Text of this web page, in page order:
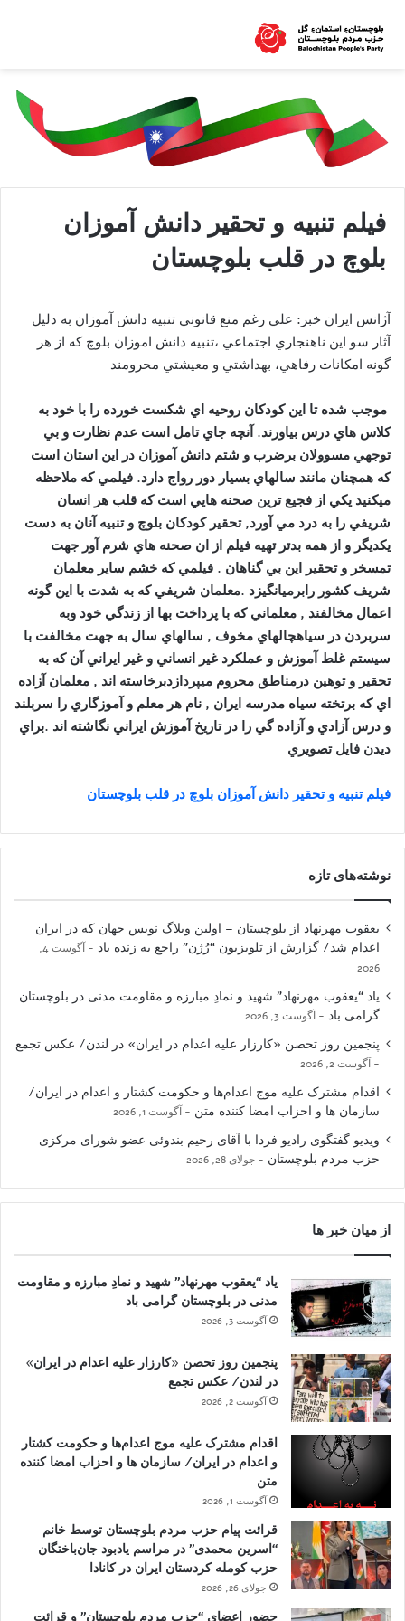
فیلم تنبيه و تحقير دانش آموزان
بلوچ در قلب بلوچستان
آژانس ايران خبر: علي رغم منع قانوني تنبيه دانش آموزان به دليل
آثار سو اين ناهنجاري اجتماعي ،تنبيه دانش اموزان بلوچ که از هر
گونه امکانات رفاهي، بهداشتي و معيشتي محرومند
موجب شده تا اين کودکان روحيه اي شکست خورده را با خود به
کلاس هاي درس بياورند. آنچه جاي تامل است عدم نظارت و بي
توجهي مسوولان برضرب و شتم دانش آموزان در اين استان است
كه همچنان مانند سالهاي بسيار دور رواج دارد. فيلمي كه ملاحظه
ميكنيد يکي از فجيع ترين صحنه هايي است که قلب هر انسان
شريفي را به درد مي آورد, تحقير کودکان بلوچ و تنبيه آنان به دست
يکديگر و از همه بدتر تهيه فيلم از ان صحنه هاي شرم آور جهت
تمسخر و تحقير اين بي گناهان . فيلمي كه خشم ساير معلمان
شريف كشور رابرميانگيزد .معلمان شريفي كه به شدت با اين گونه
اعمال مخالفند , معلماني كه با پرداخت بها از زندگي خود وبه
سربردن در سياهچالهاي مخوف , سالهاي سال به جهت مخالفت با
سيستم غلط آموزش و عملكرد غير انساني و غير ايراني آن كه به
تحقير و توهين درمناطق محروم ميپردازدبرخاسته اند , معلمان آزاده
اي كه برتخته سياه مدرسه ايران , نام هر معلم و آموزگاري را سربلند
و درس آزادي و آزاده گي را در تاريخ آموزش ايراني نگاشته اند .براي
ديدن فايل تصويري
فیلم تنبيه و تحقير دانش آموزان بلوچ در قلب بلوچستان
نوشته‌های تازه
یعقوب مهرنهاد از بلوچستان – اولین وبلاگ نویس جهان که در ایران
اعدام شد/ گزارش از تلویزیون “رُژن” راجع به زنده یاد
آگوست 4,
2026
یاد “یعقوب مهرنهاد” شهید و نمادِ مبارزه و مقاومت مدنی در بلوچستان
گرامی باد
آگوست 3, 2026
پنجمین روز تحصن «کارزار علیه اعدام در ایران» در لندن/ عکس تجمع
آگوست 2, 2026
اقدام مشترک علیه موج اعدام‌ها و حکومت کشتار و اعدام در ایران/
سازمان ها و احزاب امضا کننده متن
آگوست 1, 2026
ویدیو گفتگوی رادیو فردا با آقای رحیم بندوئی عضو شورای مرکزی
حزب مردم بلوچستان
جولای 28, 2026
از میان خبر ها
یاد “یعقوب مهرنهاد” شهید و نمادِ مبارزه و مقاومت
مدنی در بلوچستان گرامی باد
آگوست 3, 2026
پنجمین روز تحصن «کارزار علیه اعدام در ایران»
در لندن/ عکس تجمع
آگوست 2, 2026
اقدام مشترک علیه موج اعدام‌ها و حکومت کشتار
و اعدام در ایران/ سازمان ها و احزاب امضا کننده
متن
آگوست 1, 2026
قرائت پیام حزب مردم بلوچستان توسط خانم
“اسرین محمدی” در مراسم یادبود جان‌باختگان
حزب کومله کردستان ایران در کانادا
جولای 26, 2026
حضور اعضای “حزب مردم بلوچستان” و قرائت